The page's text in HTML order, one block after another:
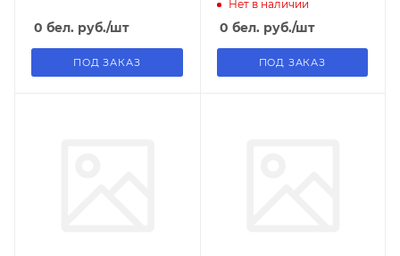
0 бел. руб./шт
ПОД ЗАКАЗ
Нет в наличии
0 бел. руб./шт
ПОД ЗАКАЗ